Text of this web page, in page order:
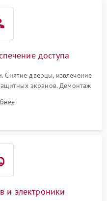
доступа
Снятие дверцы, извлечение
экранов. Демонтаж
для прямого доступа к
плате и вентиляторам.
и электроники